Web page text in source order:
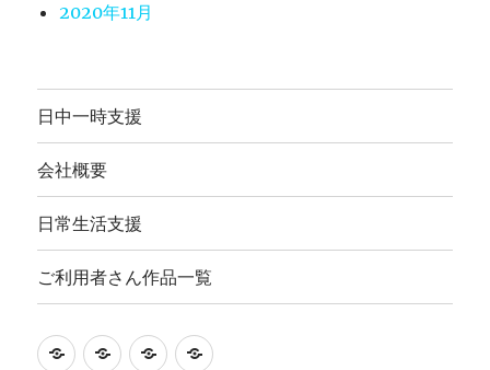
2020年11月
日中一時支援
会社概要
日常生活支援
ご利用者さん作品一覧
就 日 会 ご